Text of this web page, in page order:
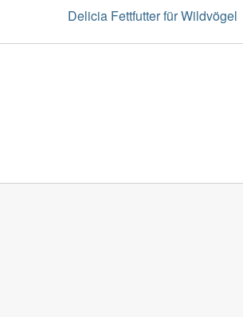
Delicia Fettfutter für Wildvögel